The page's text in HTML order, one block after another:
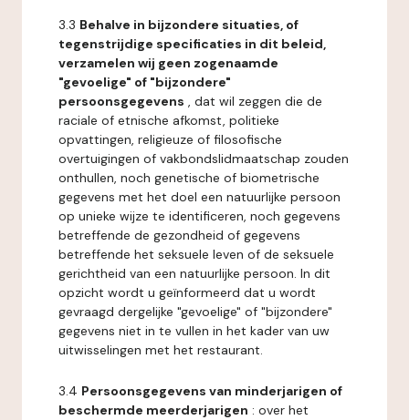
3.3 Behalve in bijzondere situaties, of
tegenstrijdige specificaties in dit beleid,
verzamelen wij geen zogenaamde
"gevoelige" of "bijzondere"
persoonsgegevens , dat wil zeggen die de
raciale of etnische afkomst, politieke
opvattingen, religieuze of filosofische
overtuigingen of vakbondslidmaatschap zouden
onthullen, noch genetische of biometrische
gegevens met het doel een natuurlijke persoon
op unieke wijze te identificeren, noch gegevens
betreffende de gezondheid of gegevens
betreffende het seksuele leven of de seksuele
gerichtheid van een natuurlijke persoon. In dit
opzicht wordt u geïnformeerd dat u wordt
gevraagd dergelijke "gevoelige" of "bijzondere"
gegevens niet in te vullen in het kader van uw
uitwisselingen met het restaurant.
3.4 Persoonsgegevens van minderjarigen of
beschermde meerderjarigen : over het